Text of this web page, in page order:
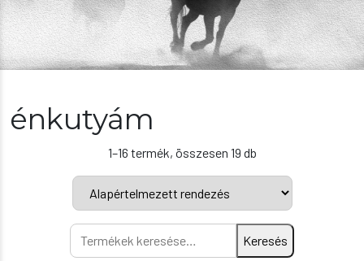
énkutyám
1–16 termék, összesen 19 db
Keresés
a
Keresés